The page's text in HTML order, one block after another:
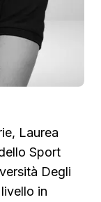
per
e
and
Pesi
leggera
e
Laurea
Sport
Degli
in